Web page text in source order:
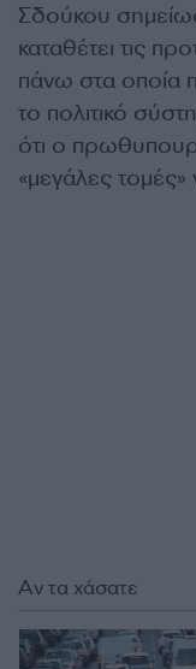
Σδούκου
καταθέτει τις
πάνω στα οποία
το πολιτικό
ότι ο
«μεγάλες
Αν τα χάσατε